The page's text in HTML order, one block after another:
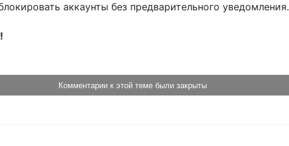
аккаунты без предварительного уведомления.
Комментарии к этой теме были закрыты